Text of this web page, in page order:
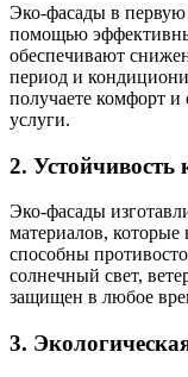
Эко-фасады в
помощью
обеспечивают
период и
получаете комфорт
услуги.
2. Устойчивость
Эко-фасады
материалов, которые
способны
солнечный свет,
защищен в любое
3.